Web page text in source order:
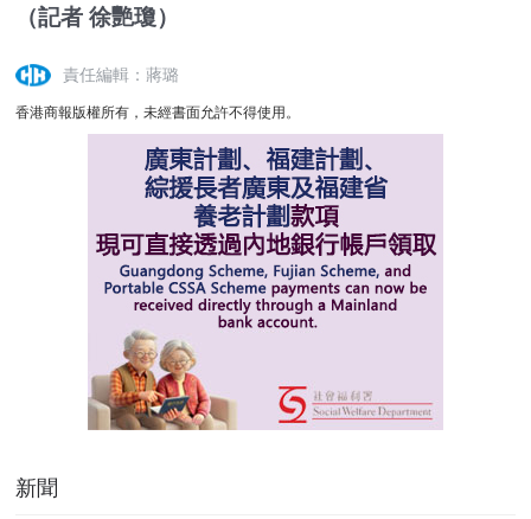
（記者 徐艷瓊）
責任編輯：蔣璐
香港商報版權所有，未經書面允許不得使用。
新聞